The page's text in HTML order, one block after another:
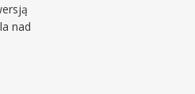
nad